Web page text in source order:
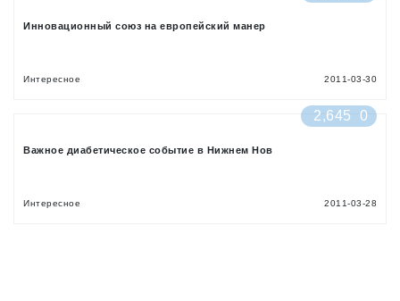
Инновационный союз на европейский манер
Интересное 2011-03-30
2,645 0
Важное диабетическое событие в Нижнем Нов
Интересное 2011-03-28